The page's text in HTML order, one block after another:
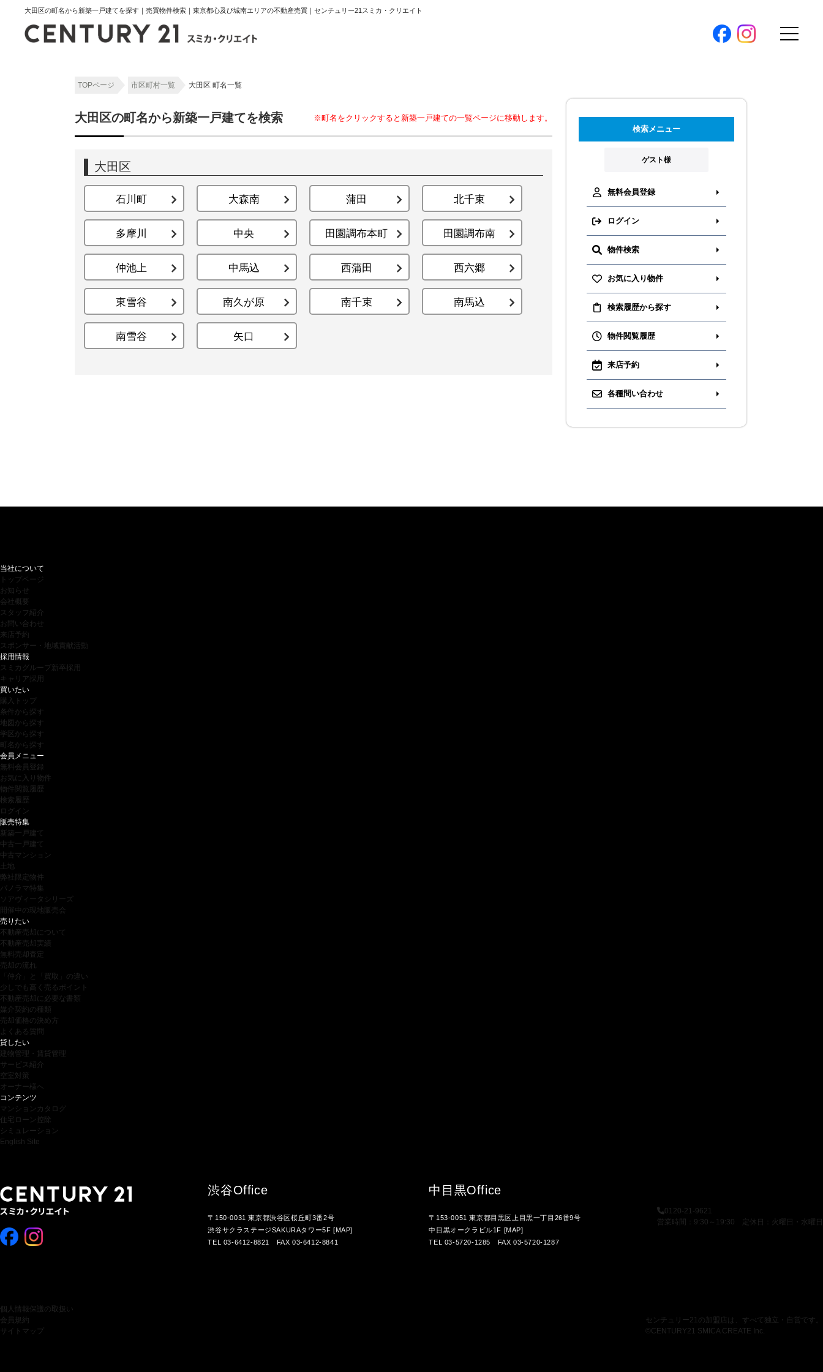
大田区の町名から新築一戸建てを探す｜売買物件検索｜東京都心及び城南エリアの不動産売買｜センチュリー21スミカ・クリエイト
スタッフ紹介
採用情報
スミカグループ新卒採用
キャリア採用
地図から探す
開催中の現地販売会
無料会員登録
お気に入り物件
検索履歴
TOPページ 市区町村一覧 大田区 町名一覧
大田区の町名から新築一戸建てを検索 ※町名をクリックすると新築一戸建ての一覧ページに移動します。
大田区
石川町 大森南 蒲田 北千束
多摩川 中央 田園調布本町 田園調布南
仲池上 中馬込 西蒲田 西六郷
東雪谷 南久が原 南千束 南馬込
南雪谷 矢口
検索メニュー
ゲスト様
無料会員登録
ログイン
物件検索
お気に入り物件
検索履歴から探す
物件閲覧履歴
来店予約
各種問い合わせ
当社について
トップページ
お知らせ
会社概要
スタッフ紹介
お問い合わせ
来店予約
スポンサー・地域貢献活動
採用情報
スミカグループ新卒採用
キャリア採用
買いたい
購入トップ
条件から探す
地図から探す
学区から探す
町名から探す
会員メニュー
無料会員登録
お気に入り物件
物件閲覧履歴
検索履歴
ログイン
販売特集
新築一戸建て
中古一戸建て
中古マンション
土地
弊社限定物件
パノラマ特集
ソアヴィータシリーズ
開催中の現地販売会
売りたい
不動産売却について
不動産売却実績
無料売却査定
売却の流れ
「仲介」と「買取」の違い
少しでも高く売るポイント
不動産売却に必要な書類
媒介契約の種類
売却価格の決め方
よくある質問
貸したい
建物管理・賃貸管理
サービス紹介
空室対策
オーナー様へ
コンテンツ
マンションカタログ
住宅ローン控除
シミュレーション
English Site
渋谷Office
〒150-0031 東京都渋谷区桜丘町3番2号
渋谷サクラステージSAKURAタワー5F [MAP]
TEL 03-6412-8821 FAX 03-6412-8841
中目黒Office
〒153-0051 東京都目黒区上目黒一丁目26番9号
中目黒オークラビル1F [MAP]
TEL 03-5720-1285 FAX 03-5720-1287
0120-21-9621
営業時間：9:30～19:30 定休日：火曜日・水曜日
個人情報保護の取扱い
会員規約
サイトマップ
センチュリー21の加盟店は、すべて独立・自営です。
©CENTURY21 SMICA CREATE Inc.